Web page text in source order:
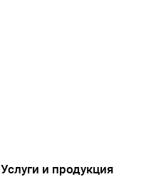
Услуги и продукция